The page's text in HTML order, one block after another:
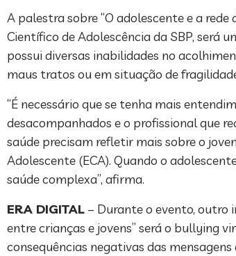
A palestra sobre “O adolescente e a
Científico de Adolescência da SBP, será
possui diversas inabilidades no
maus tratos ou em situação de
“É necessário que se tenha mais
desacompanhados e o profissional que
saúde precisam refletir mais sobre o
Adolescente (ECA). Quando o
saúde complexa”, afirma.
ERA DIGITAL – Durante o evento, outro
entre crianças e jovens” será o bullying
consequências negativas das